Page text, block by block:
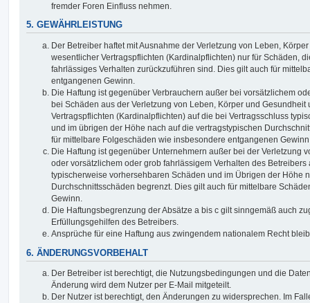
fremder Foren Einfluss nehmen.
5. GEWÄHRLEISTUNG
Der Betreiber haftet mit Ausnahme der Verletzung von Leben,
wesentlicher Vertragspflichten (Kardinalpflichten) nur für Schäden,
fahrlässiges Verhalten zurückzuführen sind. Dies gilt auch für
entgangenen Gewinn.
Die Haftung ist gegenüber Verbrauchern außer bei vorsätzlichem
bei Schäden aus der Verletzung von Leben, Körper und
Vertragspflichten (Kardinalpflichten) auf die bei Vertragsschluss
und im übrigen der Höhe nach auf die vertragstypischen
für mittelbare Folgeschäden wie insbesondere entgangenen
Die Haftung ist gegenüber Unternehmern außer bei der Verletzung
oder vorsätzlichem oder grob fahrlässigem Verhalten des Betreibers
typischerweise vorhersehbaren Schäden und im Übrigen der Höhe
Durchschnittsschäden begrenzt. Dies gilt auch für mittelbare
Gewinn.
Die Haftungsbegrenzung der Absätze a bis c gilt sinngemäß auch
Erfüllungsgehilfen des Betreibers.
Ansprüche für eine Haftung aus zwingendem nationalem Recht
6. ÄNDERUNGSVORBEHALT
Der Betreiber ist berechtigt, die Nutzungsbedingungen und die
Änderung wird dem Nutzer per E-Mail mitgeteilt.
Der Nutzer ist berechtigt, den Änderungen zu widersprechen. Im